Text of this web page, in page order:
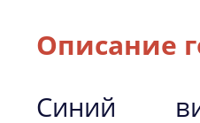
Описание
Синий